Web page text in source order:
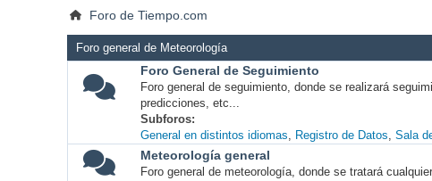
Foro de Tiempo.com
Foro general de Meteorología
Foro General de Seguimiento
Foro general de seguimiento, donde se realizará
predicciones, etc...
Subforos
General en distintos idiomas
Registro de Datos Sala
Meteorología general
Foro general de meteorología, donde se tratará